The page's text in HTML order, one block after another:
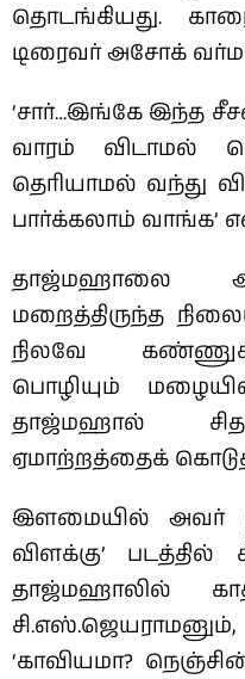
தொடங்கியது.
டிரைவர் அசோக்
‘சார்…இங்கே இந்த
வாரம் விடாமல்
தெரியாமல் வந்து
பார்க்கலாம் வாங்க’
தாஜ்மஹாலை
மறைத்திருந்த
நிலவே
பொழியும்
தாஜ்மஹால்
ஏமாற்றத்தைக்
இளமையில் அவர்
விளக்கு’ படத்தில்
தாஜ்மஹாலில்
‘காவியமா?